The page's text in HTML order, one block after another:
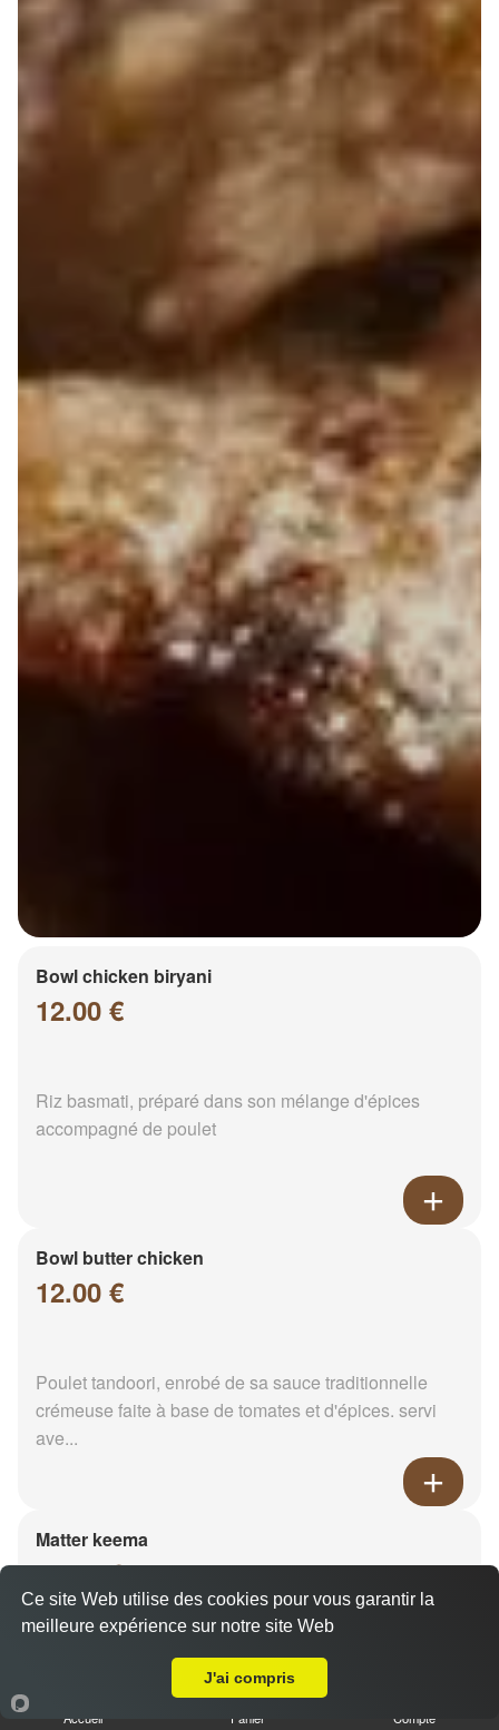
Bowl chicken biryani
12.00 €
Riz basmati, préparé dans son mélange d'épices
accompagné de poulet
Bowl butter chicken
12.00 €
Poulet tandoori, enrobé de sa sauce traditionnelle
crémeuse faite à base de tomates et d'épices. servi
ave...
Matter keema
12.00 €
Viande hachée et pois vert. Servi avec son riz
Accueil Panier Compte
Ce site Web utilise des cookies pour vous garantir la
meilleure expérience sur notre site Web
J'ai compris